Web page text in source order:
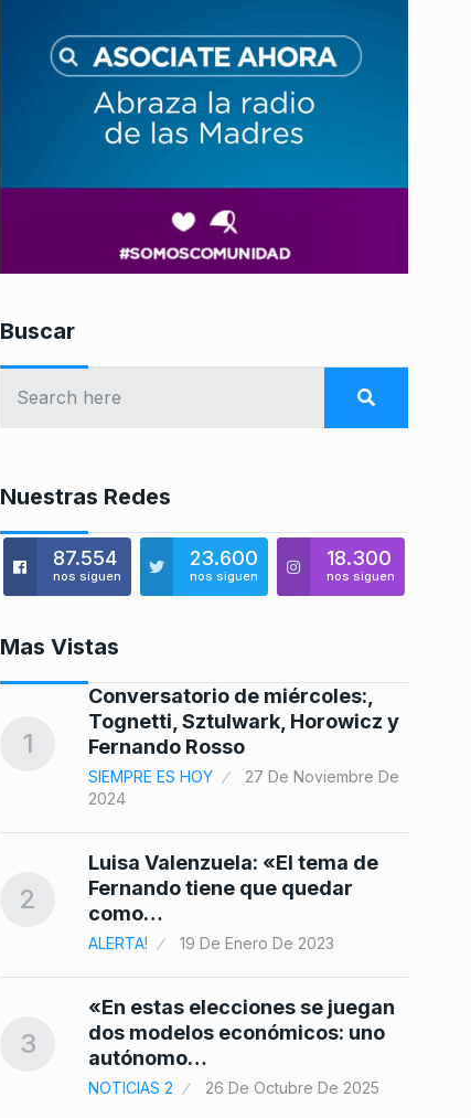
Buscar
Nuestras Redes
87.554
nos siguen
23.600
nos siguen
18.300
nos siguen
Mas Vistas
1
Conversatorio de miércoles:,
Tognetti, Sztulwark, Horowicz y
Fernando Rosso
SIEMPRE ES HOY
27 De Noviembre De
2024
2
Luisa Valenzuela: «El tema de
Fernando tiene que quedar
como…
ALERTA! 19 De Enero De 2023
3
«En estas elecciones se juegan
dos modelos económicos: uno
autónomo…
NOTICIAS 2 26 De Octubre De 2025